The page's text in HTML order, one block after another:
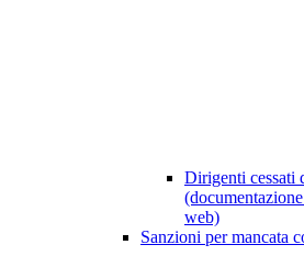
Dirigenti cessati
web)
Sanzioni per mancata